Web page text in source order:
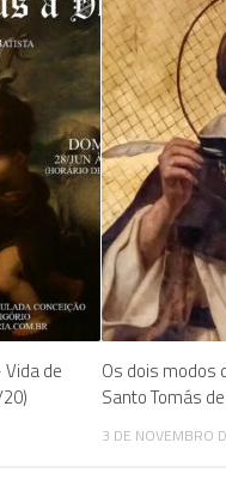
de
Os dois modos
Santo Tomás
3 DE NOVEMBRO